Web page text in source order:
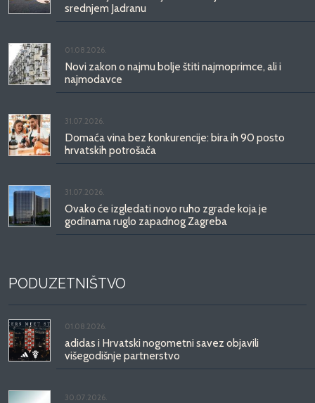
srednjem Jadranu
01.08.2026.
Novi zakon o najmu bolje štiti najmoprimce, ali i
najmodavce
31.07.2026.
Domaća vina bez konkurencije: bira ih 90 posto
hrvatskih potrošača
31.07.2026.
Ovako će izgledati novo ruho zgrade koja je
godinama ruglo zapadnog Zagreba
PODUZETNIŠTVO
01.08.2026.
adidas i Hrvatski nogometni savez objavili
višegodišnje partnerstvo
30.07.2026.